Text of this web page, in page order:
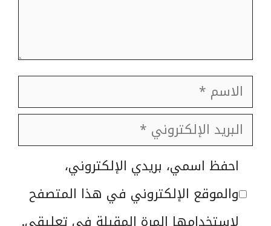
الاسم
البريد
الإلكتروني
الموقع
الإلكتروني
احفظ اسمي، بريدي الإلكتروني،
والموقع الإلكتروني في هذا المتصفح